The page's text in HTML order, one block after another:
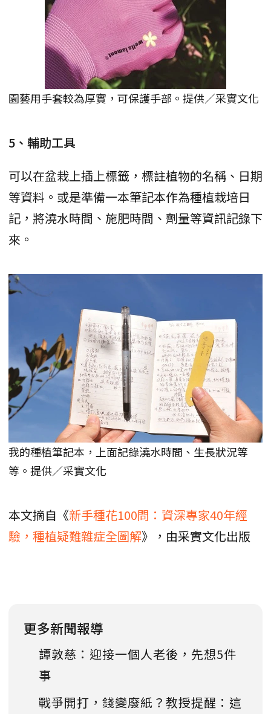
園藝用手套較為厚實，可保護手部。提供／采實文化
5、輔助工具
可以在盆栽上插上標籤，標註植物的名稱、日期
等資料。或是準備一本筆記本作為種植栽培日
記，將澆水時間、施肥時間、劑量等資訊記錄下
來。
我的種植筆記本，上面記錄澆水時間、生長狀況等
等。提供／采實文化
本文摘自《新手種花100問：資深專家40年經
驗，種植疑難雜症全圖解》，由采實文化出版
更多新聞報導
譚敦慈：迎接一個人老後，先想5件
事
戰爭開打，錢變廢紙？教授提醒：這